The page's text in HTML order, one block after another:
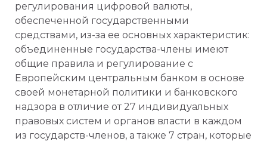
регулирования цифровой валюты,
обеспеченной государственными
средствами, из-за ее основных характеристик:
объединенные государства-члены имеют
общие правила и регулирование с
Европейским центральным банком в основе
своей монетарной политики и банковского
надзора в отличие от 27 индивидуальных
правовых систем и органов власти в каждом
из государств-членов, а также 7 стран, которые